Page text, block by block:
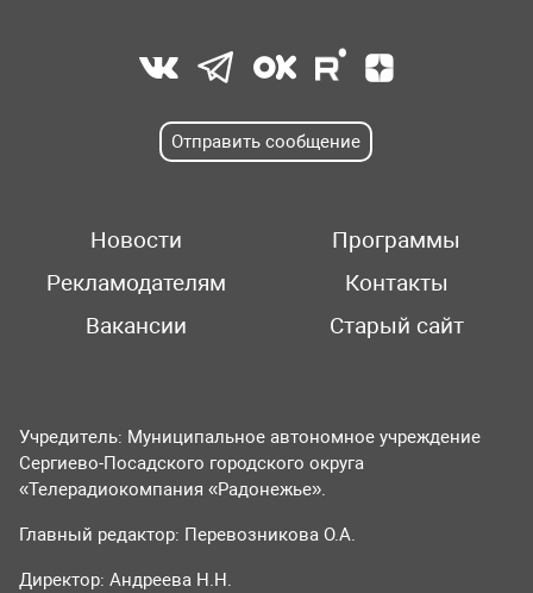
Отправить сообщение
Новости
Программы
Рекламодателям
Контакты
Вакансии
Старый сайт
Учредитель: Муниципальное автономное учреждение
Сергиево-Посадского городского округа
«Телерадиокомпания «Радонежье».
Главный редактор: Перевозникова О.А.
Директор: Андреева Н.Н.